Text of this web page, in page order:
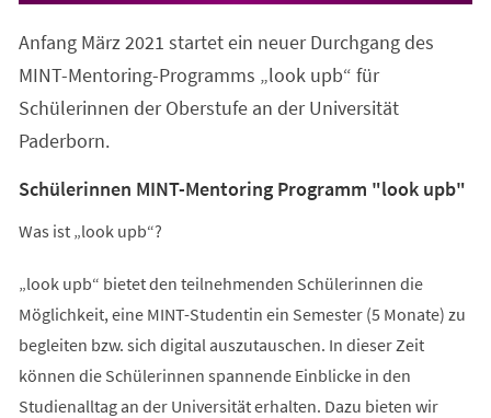
Anfang März 2021 startet ein neuer Durchgang des
MINT-Mentoring-Programms „look upb“ für
Schülerinnen der Oberstufe an der Universität
Paderborn.
Schülerinnen MINT-Mentoring Programm "look upb"
Was ist „look upb“?
„look upb“ bietet den teilnehmenden Schülerinnen die
Möglichkeit, eine MINT-Studentin ein Semester (5 Monate) zu
begleiten bzw. sich digital auszutauschen. In dieser Zeit
können die Schülerinnen spannende Einblicke in den
Studienalltag an der Universität erhalten. Dazu bieten wir